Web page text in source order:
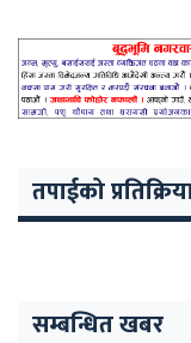
तपाईको
सम्बन्धित खबर